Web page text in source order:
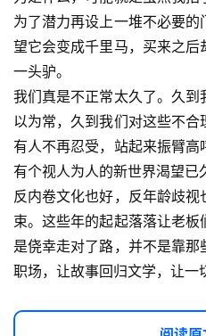
A
I
提
示
词
开
源
代
码
常
链
为了潜力再设上一堆不必要
望它会变成千里马，买来之
一头驴。
我们真是不正常太久了。久
以为常，久到我们对这些不合
有人不再忍受，站起来振臂
有个视人为人的新世界渴望已
反内卷文化也好，反年龄歧
束。这些年的起起落落让老
是侥幸走对了路，并不是靠
职场，让故事回归文学，让一